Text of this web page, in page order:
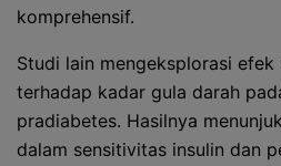
komprehensif.
Studi lain mengeksplorasi
terhadap kadar gula darah
pradiabetes. Hasilnya
dalam sensitivitas insulin dan